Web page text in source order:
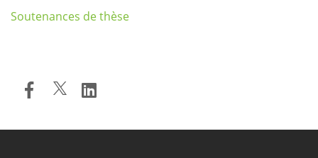
Soutenances de thèse